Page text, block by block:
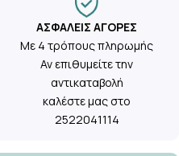
ΑΣΦΑΛΕΊΣ ΑΓΟΡΈΣ
Με 4 τρόπους πληρωμής
Αν επιθυμείτε την
αντικαταβολή
καλέστε μας στο
2522041114